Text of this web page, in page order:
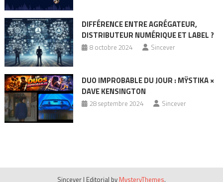
DIFFÉRENCE ENTRE AGRÉGATEUR,
DISTRIBUTEUR NUMÉRIQUE ET LABEL ?
8 octobre 2024 Sincever
DUO IMPROBABLE DU JOUR : MŸSTIKA ×
DAVE KENSINGTON
28 septembre 2024 Sincever
Sincever | Editorial by MysteryThemes.